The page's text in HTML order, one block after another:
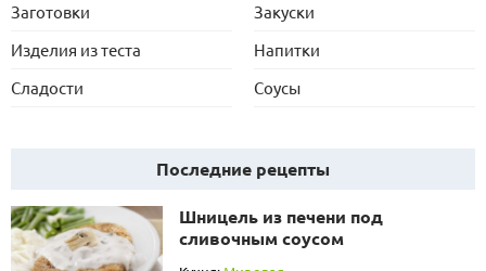
Заготовки
Закуски
Изделия из теста
Напитки
Сладости
Соусы
Последние рецепты
Шницель из печени под
сливочным соусом